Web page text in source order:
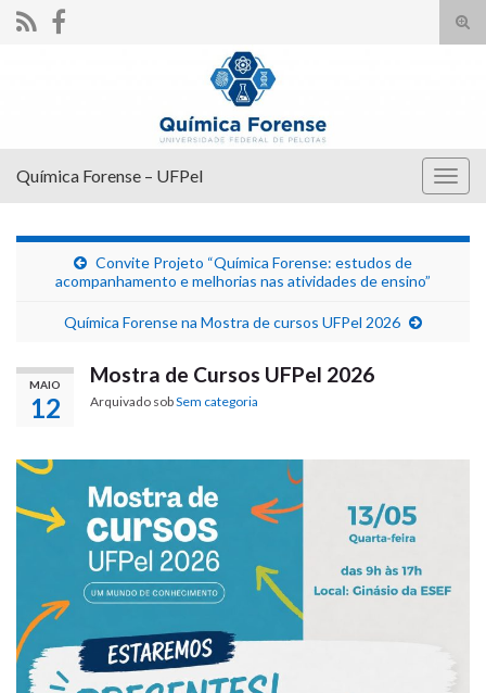
Química Forense – UFPel
Convite Projeto “Química Forense: estudos de
acompanhamento e melhorias nas atividades de ensino”
Química Forense na Mostra de cursos UFPel 2026
MAIO
12
Mostra de Cursos UFPel 2026
Arquivado sobSem categoria